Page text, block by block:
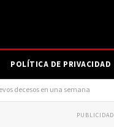
POLÍTICA DE PRIVACIDAD
decesos en una semana
PUBLICIDAD